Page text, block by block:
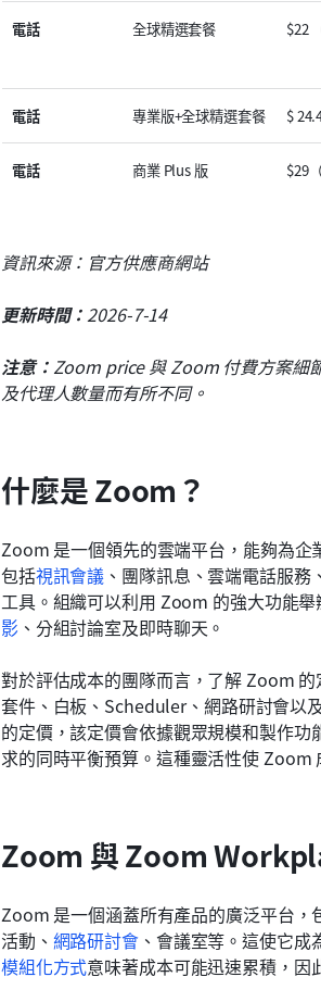
電話 全球精選套餐 $22
電話 專業版+全球精選套餐 $
電話 商業 Plus 版 $29
資訊來源：官方供應商網站
更新時間：2026-7-14
注意： Zoom price 與 Zoom 付費方案細
及代理人數量而有所不同。
什麼是 Zoom？
Zoom 是一個領先的雲端平台，能夠為
包括視訊會議 、團隊訊息、雲端電話服
工具。組織可以利用 Zoom 的強大功能
影、分組討論室及即時聊天。
對於評估成本的團隊而言，了解 Zoom
套件、白板、Scheduler、網路研討會
的定價，該定價會依據觀眾規模和製作
求的同時平衡預算。這種靈活性使 Zoom
Zoom 與 Zoom
Zoom 是一個涵蓋所有產品的廣泛平台，
活動、 網路研討會 、會議室等。這使它
模組化方式意味著成本可能迅速累積，因